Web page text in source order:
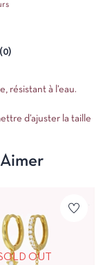
résistant à l’eau.
d’ajuster la taille
OUT